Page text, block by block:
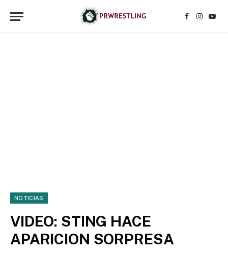
Facebook
NOTICIAS
VIDEO: STING HACE
APARICION SORPRESA